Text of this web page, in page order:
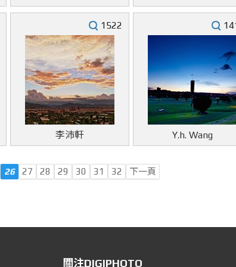
1522
李沛軒 Y.h. Wang
26 27 28 29 30 31 32 下一頁
關注DIGIPHOTO